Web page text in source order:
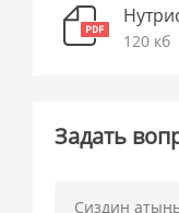
120 кб
Задать